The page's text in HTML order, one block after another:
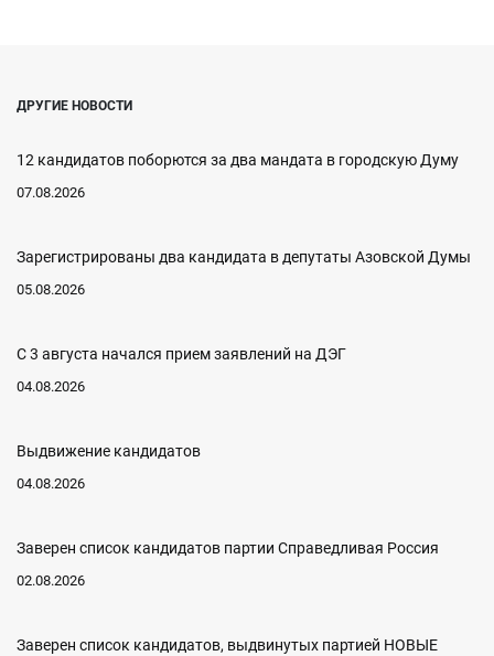
ДРУГИЕ НОВОСТИ
12 кандидатов поборются за два мандата в городскую Думу
07.08.2026
Зарегистрированы два кандидата в депутаты Азовской Думы
05.08.2026
С 3 августа начался прием заявлений на ДЭГ
04.08.2026
Выдвижение кандидатов
04.08.2026
Заверен список кандидатов партии Справедливая Россия
02.08.2026
Заверен список кандидатов, выдвинутых партией НОВЫЕ